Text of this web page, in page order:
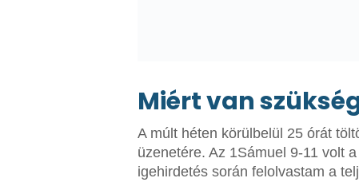
Miért van
A múlt héten körülbelül 25 órát
üzenetére. Az 1Sámuel 9-11 volt
igehirdetés során felolvastam a